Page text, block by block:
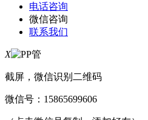
电话咨询
微信咨询
联系我们
X
截屏，微信识别二维码
微信号： 15865699606